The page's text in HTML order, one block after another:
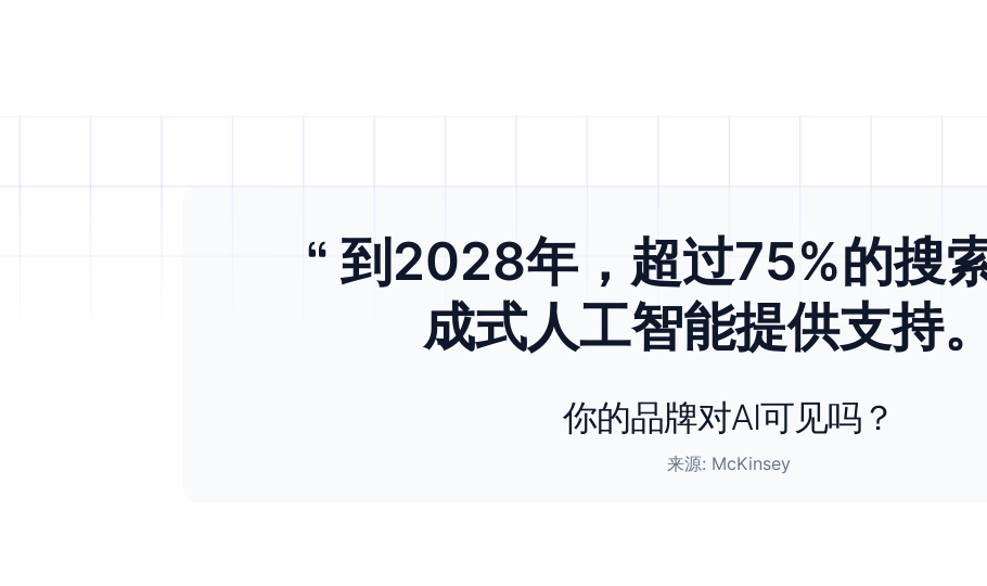
到2028年，超过75%的搜
成式人工智能提供支持。
你的品牌对AI可见吗？
来源: McKinsey